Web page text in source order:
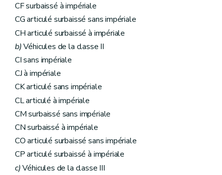
CF surbaissé à impériale
CG articulé surbaissé sans impériale
CH articulé surbaissé à impériale
b)Véhicules de la classe II
CI sans impériale
CJ à impériale
CK articulé sans impériale
CL articulé à impériale
CM surbaissé sans impériale
CN surbaissé à impériale
CO articulé surbaissé sans impériale
CP articulé surbaissé à impériale
c)Véhicules de la classe III